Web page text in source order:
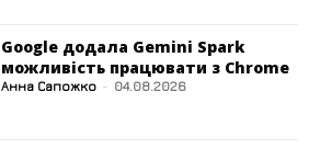
Google додала Gemini Spark
можливість працювати з Chrome
Анна Сапожко - 04.08.2026